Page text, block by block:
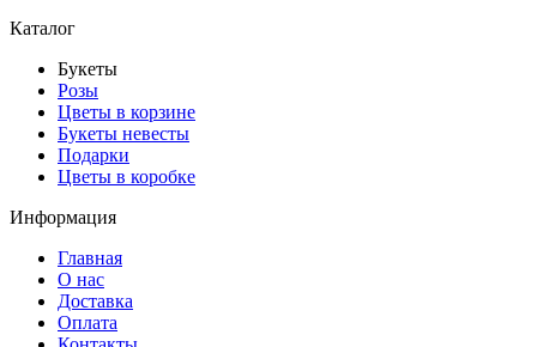
Каталог
Букеты
Розы
Цветы в корзине
Букеты невесты
Подарки
Цветы в коробке
Информация
Главная
О нас
Доставка
Оплата